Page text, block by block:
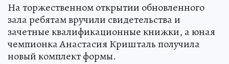
На торжественном открытии обновленного
зала ребятам вручили свидетельства и
зачетные квалификационные книжки, а юная
чемпионка Анастасия Кришталь получила
новый комплект формы.